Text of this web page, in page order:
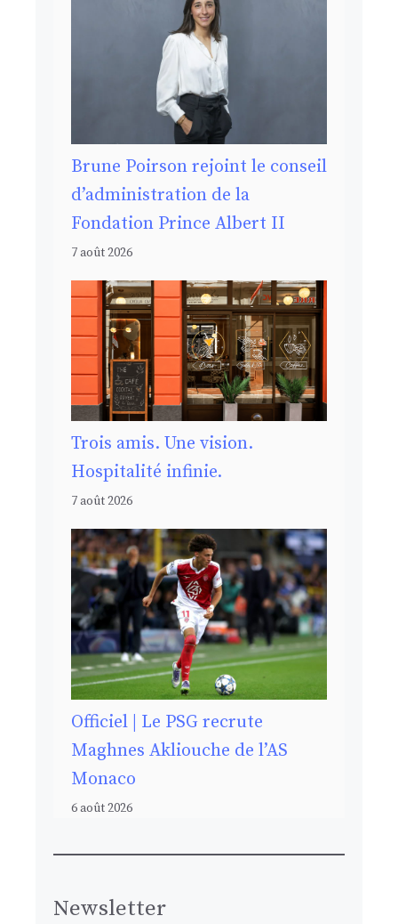
Brune Poirson rejoint le conseil
d’administration de la
Fondation Prince Albert II
7 août 2026
Trois amis. Une vision.
Hospitalité infinie.
7 août 2026
Officiel | Le PSG recrute
Maghnes Akliouche de l’AS
Monaco
6 août 2026
Newsletter